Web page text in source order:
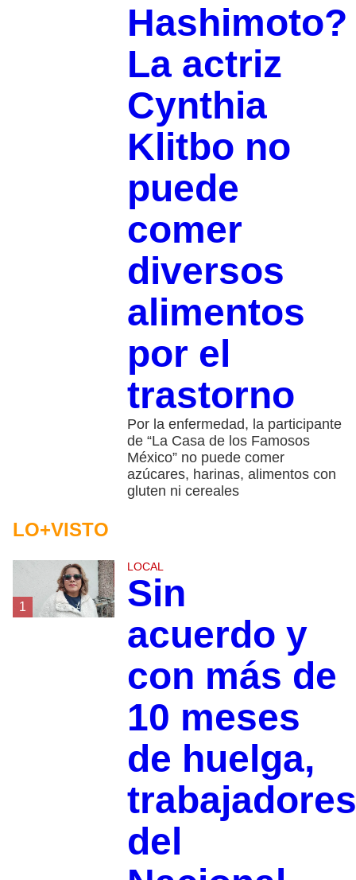
Hashimoto?
La actriz
Cynthia
Klitbo no
puede
comer
diversos
alimentos
por el
trastorno
Por la enfermedad, la participante
de “La Casa de los Famosos
México” no puede comer
azúcares, harinas, alimentos con
gluten ni cereales
LO+VISTO
1
LOCAL
Sin
acuerdo y
con más de
10 meses
de huelga,
trabajadores
del